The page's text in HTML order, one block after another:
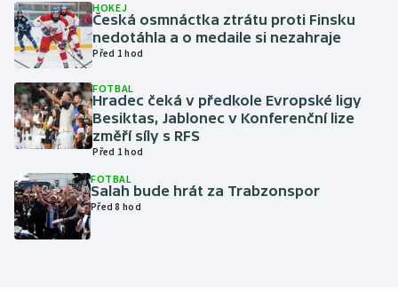
Lyže a snowboard
Moderní pětiboj
Motorsport
Olympijské hry
Parasport
Plavání
HOKEJ
Česká osmnáctka ztrátu proti Finsku
nedotáhla a o medaile si nezahraje
Před 1 hod
FOTBAL
Hradec čeká v předkole Evropské ligy
Besiktas, Jablonec v Konferenční lize
změří síly s RFS
Před 1 hod
FOTBAL
Salah bude hrát za Trabzonspor
Před 8 hod